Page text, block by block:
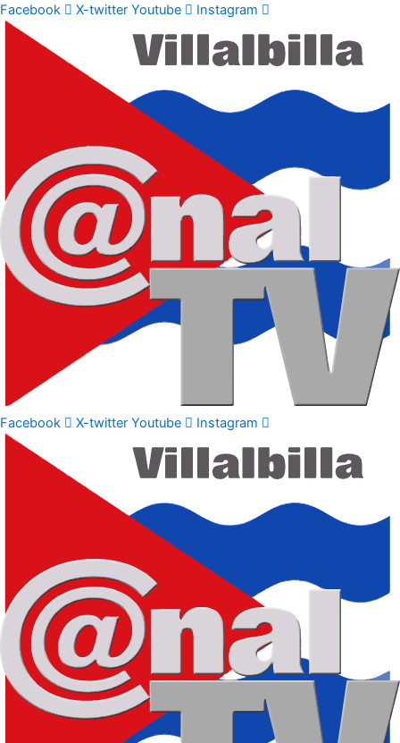
Facebook
X-twitter Youtube Instagram
Facebook X-twitter Youtube Instagram